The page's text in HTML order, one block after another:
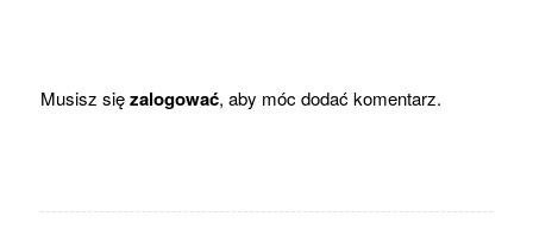
Musisz sięzalogować, aby móc dodać komentarz.